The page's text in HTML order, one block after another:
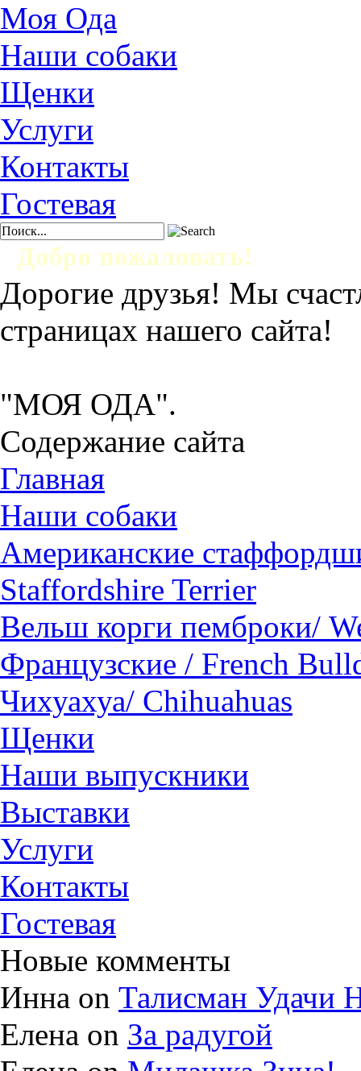
Моя Ода
Наши собаки
Щенки
Услуги
Контакты
Гостевая
Добро пожаловать!
Дорогие друзья! Мы
страницах нашего сайта!
"МОЯ ОДА".
Содержание сайта
Главная
Наши собаки
Американские
Staffordshire Terrier
Вельш корги пемброки/
Французские / French
Чихуахуа/ Chihuahuas
Щенки
Наши выпускники
Выставки
Услуги
Контакты
Гостевая
Новые комменты
Инна on Талисман Удачи
Елена on За радугой